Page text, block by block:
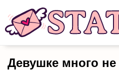
Девушке много не